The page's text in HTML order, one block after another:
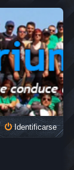
Identificarse